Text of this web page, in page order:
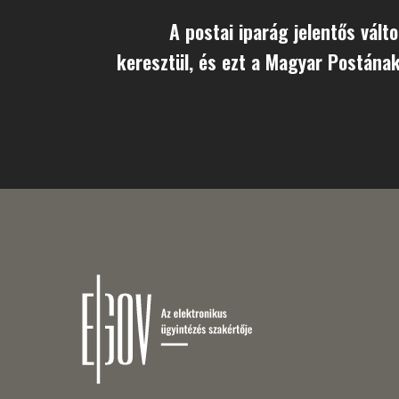
A postai iparág jelentős
keresztül, és ezt a Magyar